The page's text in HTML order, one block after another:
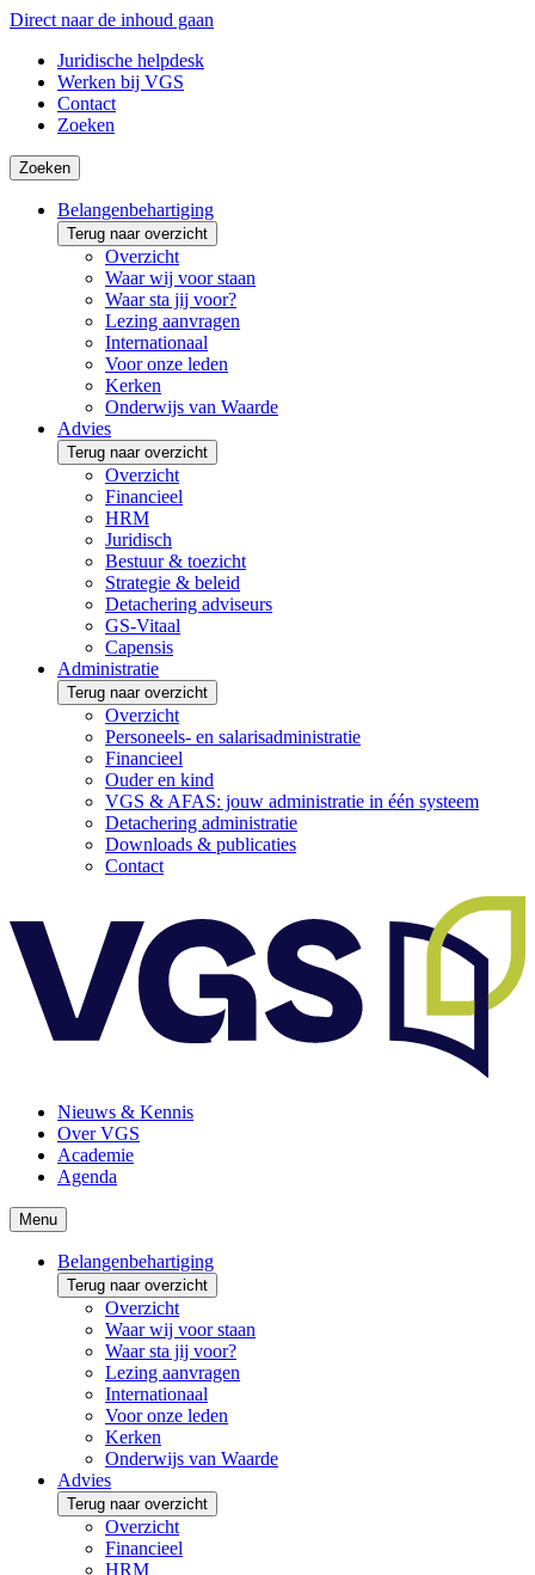
Direct naar de inhoud gaan
Juridische helpdesk
Werken bij VGS
Contact
Zoeken
Zoeken
Belangenbehartiging
Terug naar overzicht
Overzicht
Waar wij voor staan
Waar sta jij voor?
Lezing aanvragen
Internationaal
Voor onze leden
Kerken
Onderwijs van Waarde
Advies
Terug naar overzicht
Overzicht
Financieel
HRM
Juridisch
Bestuur & toezicht
Strategie & beleid
Detachering adviseurs
GS-Vitaal
Capensis
Administratie
Terug naar overzicht
Overzicht
Personeels- en salarisadministratie
Financieel
Ouder en kind
VGS & AFAS: jouw administratie in één systeem
Detachering administratie
Downloads & publicaties
Contact
Nieuws & Kennis
Over VGS
Academie
Agenda
Menu
Belangenbehartiging
Terug naar overzicht
Overzicht
Waar wij voor staan
Waar sta jij voor?
Lezing aanvragen
Internationaal
Voor onze leden
Kerken
Onderwijs van Waarde
Advies
Terug naar overzicht
Overzicht
Financieel
HRM